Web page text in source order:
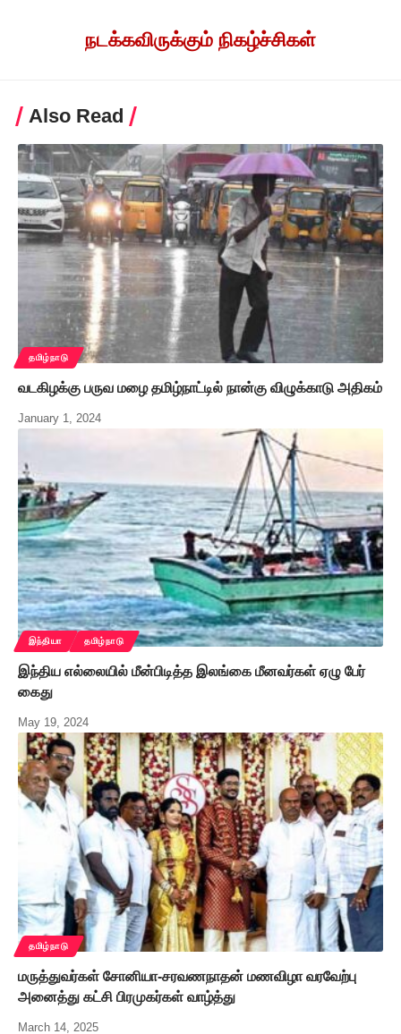
நடக்கவிருக்கும் நிகழ்ச்சிகள்
Also Read
தமிழ்நாடு
வடகிழக்கு பருவ மழை தமிழ்நாட்டில் நான்கு விழுக்காடு அதிகம்
January 1, 2024
இந்தியா தமிழ்நாடு
இந்திய எல்லையில் மீன்பிடித்த இலங்கை மீனவர்கள் ஏழு பேர்
கைது
May 19, 2024
தமிழ்நாடு
மருத்துவர்கள் சோனியா-சரவணநாதன் மணவிழா வரவேற்பு
அனைத்து கட்சி பிரமுகர்கள் வாழ்த்து
March 14, 2025